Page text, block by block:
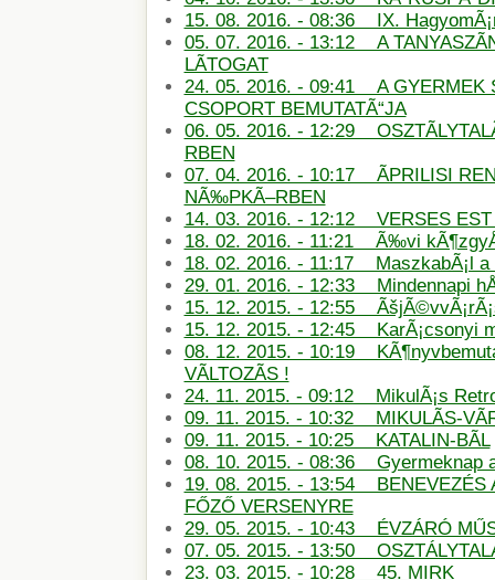
15. 08. 2016. - 08:36 IX.
05. 07. 2016. - 13:12 A
LÃTOGAT
24. 05. 2016. - 09:41 A GYERMEK
CSOPORT BEMUTATÃ“JA
06. 05. 2016. - 12:29
RBEN
07. 04. 2016. - 10:17 ÃPRILISI
NÃ‰PKÃ–RBEN
14. 03. 2016. - 12:12 VERSES
18. 02. 2016. - 11:21 Ã‰vi
18. 02. 2016. - 11:17 MaszkabÃ¡l a
29. 01. 2016. - 12:33 Mindennapi
15. 12. 2015. - 12:55
15. 12. 2015. - 12:45 KarÃ¡csonyi
08. 12. 2015. - 10:19
VÃLTOZÃS !
24. 11. 2015. - 09:12 MikulÃ¡s
09. 11. 2015. - 10:32 MIKULÃS-
09. 11. 2015. - 10:25 KATALIN-BÃL
08. 10. 2015. - 08:36 Gyermeknap
19. 08. 2015. - 13:54 BENEVEZÉS
FŐZŐ VERSENYRE
29. 05. 2015. - 10:43 ÉVZÁRÓ
07. 05. 2015. - 13:50
23. 03. 2015. - 10:28 45. MIRK